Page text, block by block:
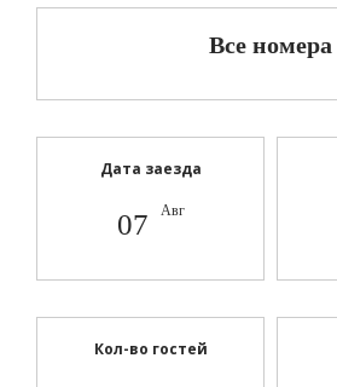
Все номера
Дата заезда
07 Авг
Кол-во гостей